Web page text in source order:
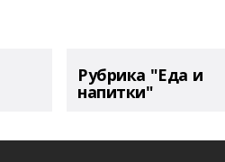
Рубрика "Еда и
напитки"